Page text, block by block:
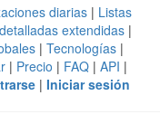
diarias | Listas
extendidas |
| Tecnologías |
| Precio | FAQ | API |
| Iniciar sesión